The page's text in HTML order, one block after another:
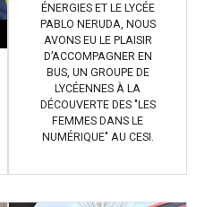
ÉNERGIES ET LE LYCÉE
PABLO NERUDA, NOUS
AVONS EU LE PLAISIR
D’ACCOMPAGNER EN
BUS, UN GROUPE DE
LYCÉENNES À LA
DÉCOUVERTE DES "LES
FEMMES DANS LE
NUMÉRIQUE" AU CESI.